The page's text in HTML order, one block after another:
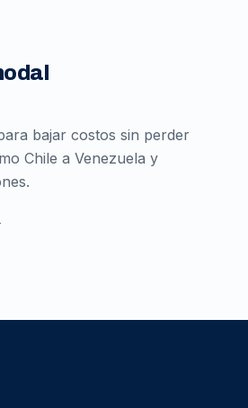
bajar costos sin perder
Chile a Venezuela y